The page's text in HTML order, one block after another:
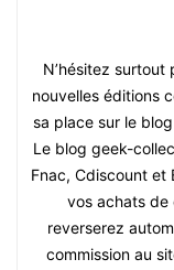
N’hésitez
nouvelles éditions
sa place sur le
Le blog geek-
Fnac, Cdiscount et
vos achats de
reverserez
commission au